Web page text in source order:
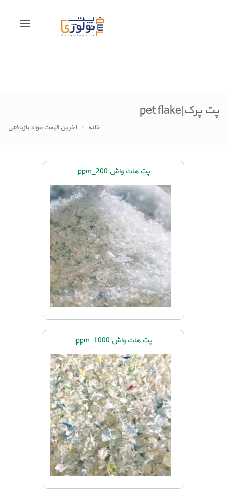
Toggle
پت پرک|pet flake
خانه آخرین قیمت مواد بازیافتی
پت هات واش 200_ppm
پت هات واش 1000_ppm